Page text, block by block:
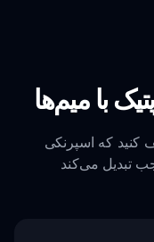
با میم‌ها
که اسپرنکی